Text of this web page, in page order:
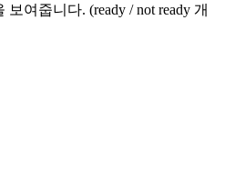
여줍니다. (ready / not ready 개